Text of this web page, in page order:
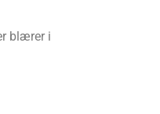
blærer i